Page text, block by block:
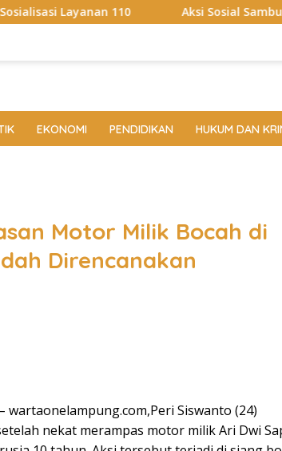
Aksi Sosial Sambut HUT RI ke-81,
EKONOMI PENDIDIKAN HUKUM DAN
Motor Milik Bocah di
Direncanakan
wartaonelampung.com,Peri Siswanto (24)
nekat merampas motor milik Ari Dwi